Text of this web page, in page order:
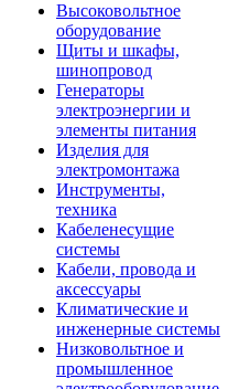
Высоковольтное
оборудование
Щиты и шкафы,
шинопровод
Генераторы
электроэнергии и
элементы питания
Изделия для
электромонтажа
Инструменты,
техника
Кабеленесущие
системы
Кабели, провода и
аксессуары
Климатические и
инженерные системы
Низковольтное и
промышленное